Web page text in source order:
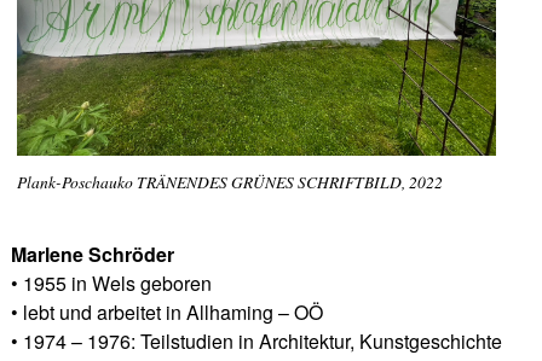
Plank-Poschauko TRÄNENDES GRÜNES SCHRIFTBILD, 2022
Marlene Schröder
• 1955 in Wels geboren
• lebt und arbeitet in Allhaming – OÖ
• 1974 – 1976: Teilstudien in Architektur, Kunstgeschichte